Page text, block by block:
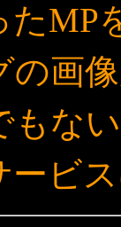
たMP
の画
もな
ービ